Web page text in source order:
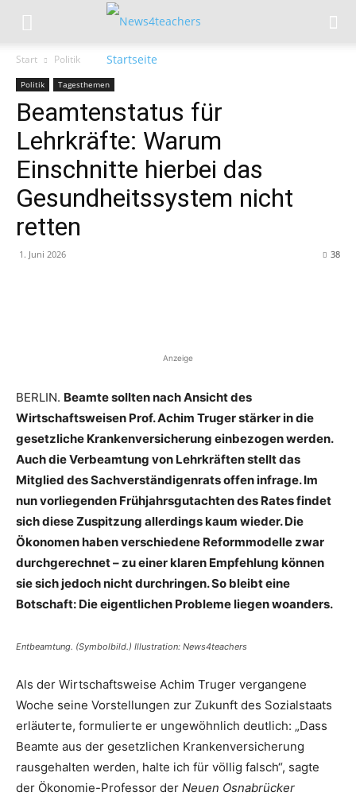
Start Politik
Politik Tagesthemen
Beamtenstatus für
Lehrkräfte: Warum
Einschnitte hierbei das
Gesundheitssystem nicht
retten
1. Juni 2026 38
Anzeige
BERLIN. Beamte sollten nach Ansicht des
Wirtschaftsweisen Prof. Achim Truger stärker in die
gesetzliche Krankenversicherung einbezogen werden.
Auch die Verbeamtung von Lehrkräften stellt das
Mitglied des Sachverständigenrats offen infrage. Im
nun vorliegenden Frühjahrsgutachten des Rates findet
sich diese Zuspitzung allerdings kaum wieder. Die
Ökonomen haben verschiedene Reformmodelle zwar
durchgerechnet – zu einer klaren Empfehlung können
sie sich jedoch nicht durchringen. So bleibt eine
Botschaft: Die eigentlichen Probleme liegen woanders.
Entbeamtung. (Symbolbild.) Illustration: News4teachers
Als der Wirtschaftsweise Achim Truger vergangene
Woche seine Vorstellungen zur Zukunft des Sozialstaats
erläuterte, formulierte er ungewöhnlich deutlich: „Dass
Beamte aus der gesetzlichen Krankenversicherung
rausgehalten werden, halte ich für völlig falsch“, sagte
der Ökonomie-Professor der Neuen Osnabrücker